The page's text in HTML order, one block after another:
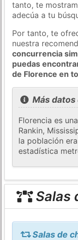
tanto, te
adecúa a tu
Por tanto, te
nuestra
concurrencia
puedas
de Florence en
Más datos
Florencia es
Rankin,
la población
estadística
Salas
Salas de